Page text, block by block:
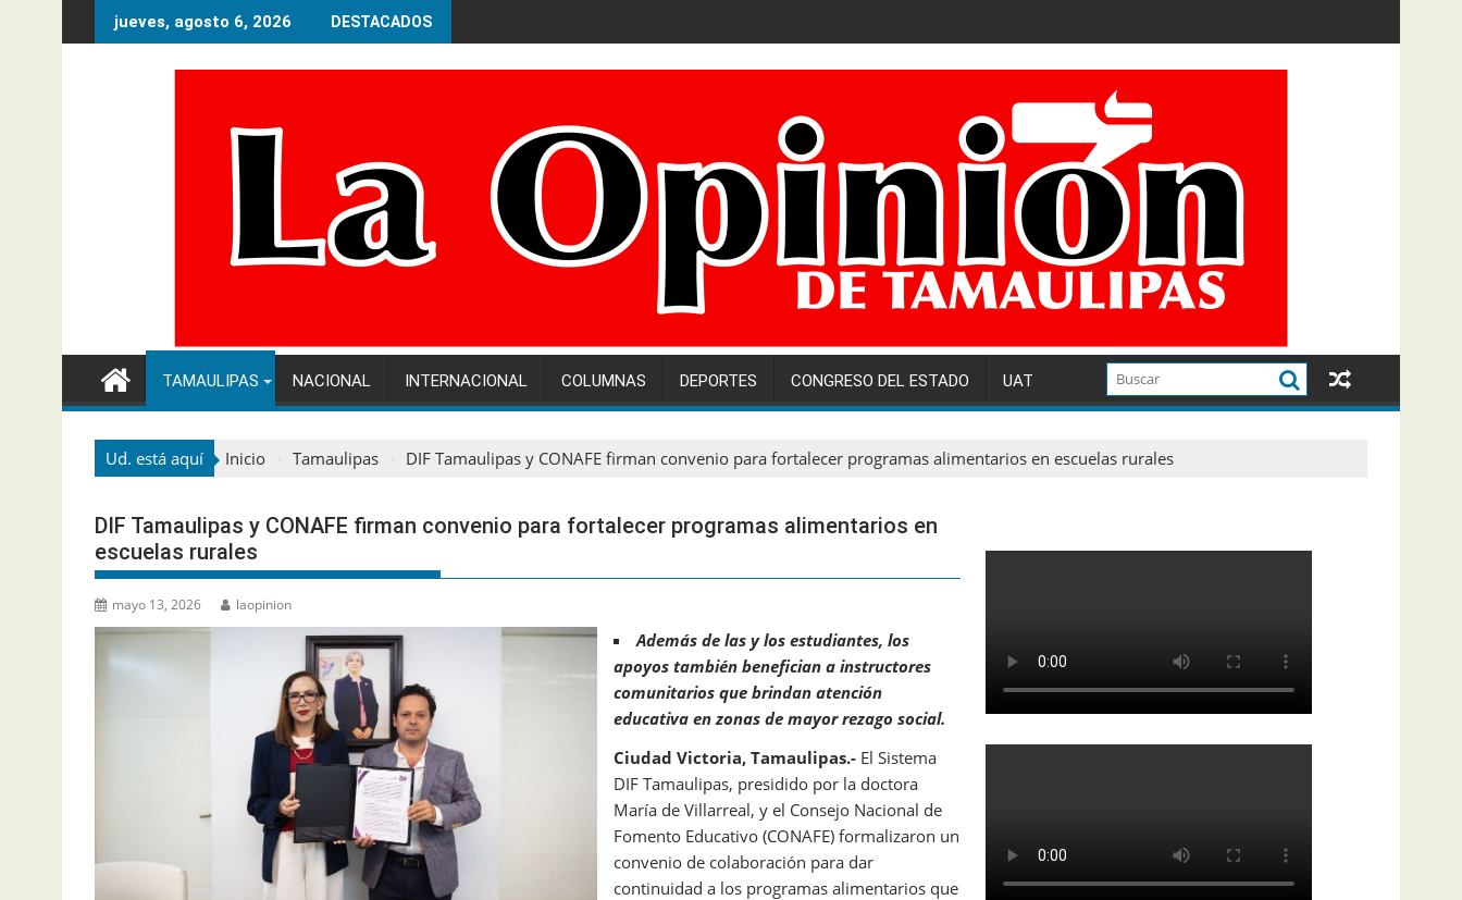
al
jueves, agosto 6, 2026 DESTACADOS
TAMAULIPAS NACIONAL INTERNACIONAL COLUMNAS DEPORTES CONGRESO DEL ESTADO UAT
Ud. está aquí Inicio Tamaulipas DIF Tamaulipas y CONAFE firman convenio para fortalecer programas alimentarios en escuelas rurales
DIF Tamaulipas y CONAFE firman convenio para fortalecer programas alimentarios en
escuelas rurales
mayo 13, 2026 laopinion
Además de las y los estudiantes, los
apoyos también benefician a instructores
comunitarios que brindan atención
educativa en zonas de mayor rezago social.
Ciudad Victoria, Tamaulipas.- El Sistema
DIF Tamaulipas, presidido por la doctora
María de Villarreal, y el Consejo Nacional de
Fomento Educativo (CONAFE) formalizaron un
convenio de colaboración para dar
continuidad a los programas alimentarios que